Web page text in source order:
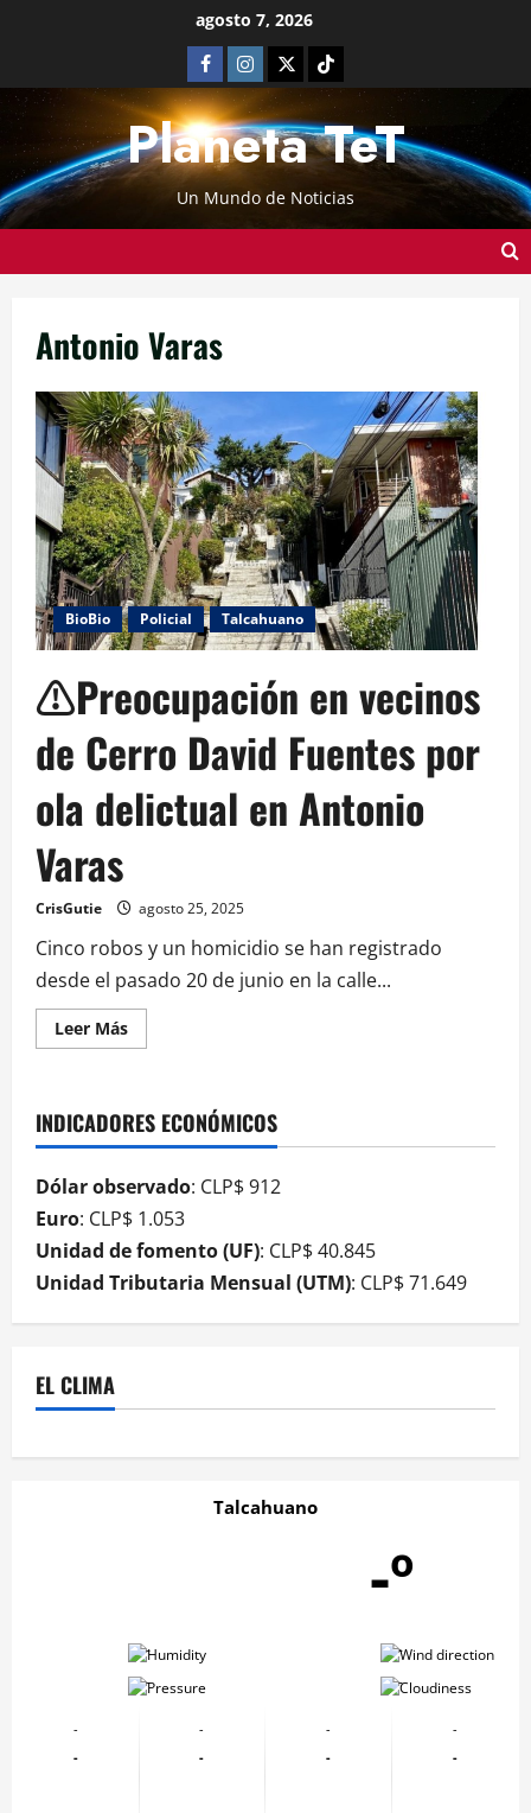
agosto 7, 2026
Planeta TeT
Un Mundo de Noticias
Antonio Varas
BioBio Policial Talcahuano
⚠️Preocupación en vecinos
de Cerro David Fuentes por
ola delictual en Antonio
Varas
CrisGutie agosto 25, 2025
Cinco robos y un homicidio se han registrado
desde el pasado 20 de junio en la calle...
Leer Más
INDICADORES ECONÓMICOS
Dólar observado: CLP$ 912
Euro: CLP$ 1.053
Unidad de fomento (UF): CLP$ 40.845
Unidad Tributaria Mensual (UTM): CLP$ 71.649
EL CLIMA
Talcahuano
-º
-
-
-
-
-
-
-
-
-
-
-
-